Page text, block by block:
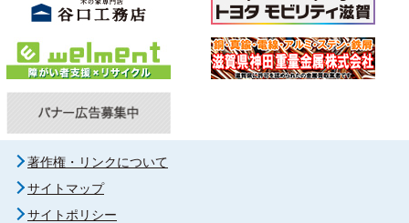
著作権・リンクについて
サイトマップ
サイトポリシー